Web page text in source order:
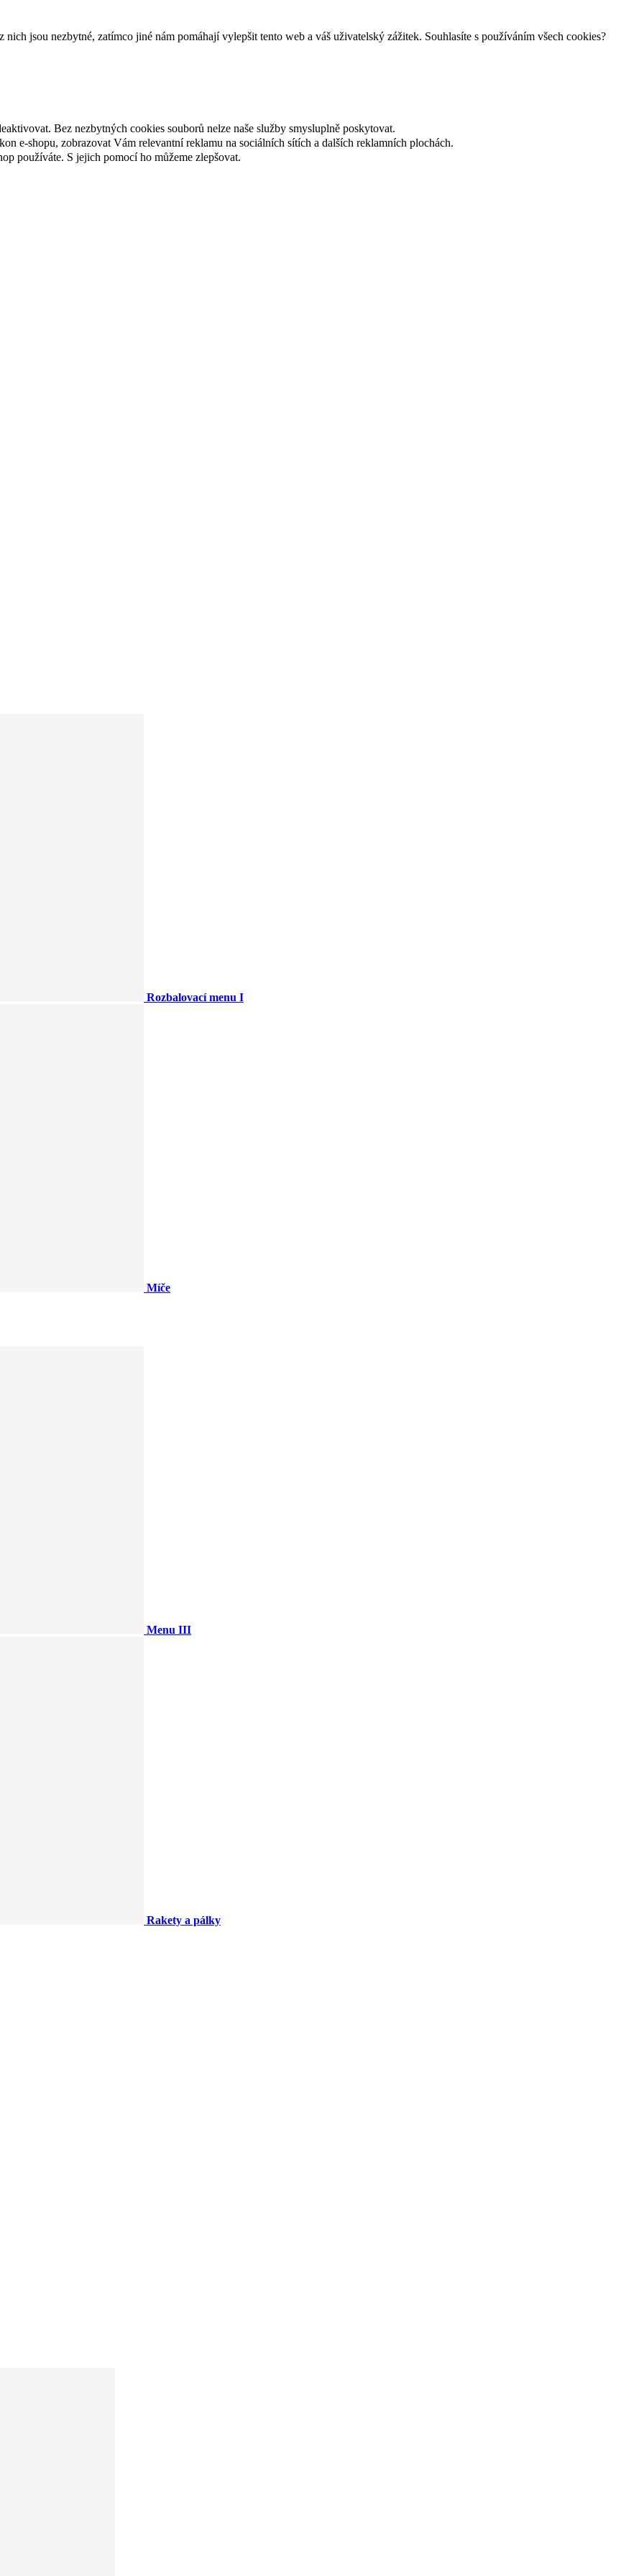
jsou nezbytné, zatímco jiné nám pomáhají vylepšit tento web a váš uživatelský zážitek. Souhlasíte s používáním všech cookies?
Bez nezbytných cookies souborů nelze naše služby smysluplně poskytovat.
e-shopu, zobrazovat Vám relevantní reklamu na sociálních sítích a dalších reklamních plochách.
používáte. S jejich pomocí ho můžeme zlepšovat.
Rozbalovací menu I
Míče
Menu III
Rakety a pálky